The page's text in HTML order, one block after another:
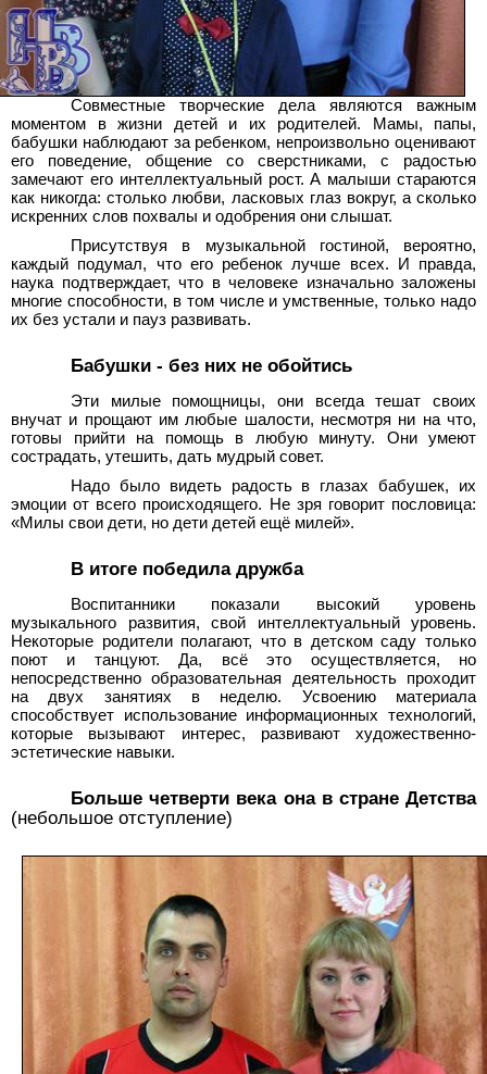
Совместные творческие дела являются важным
моментом в жизни детей и их родителей. Мамы, папы,
бабушки наблюдают за ребенком, непроизвольно оценивают
его поведение, общение со сверстниками, с радостью
замечают его интеллектуальный рост. А малыши стараются
как никогда: столько любви, ласковых глаз вокруг, а сколько
искренних слов похвалы и одобрения они слышат.
Присутствуя в музыкальной гостиной, вероятно,
каждый подумал, что его ребенок лучше всех. И правда,
наука подтверждает, что в человеке изначально заложены
многие способности, в том числе и умственные, только надо
их без устали и пауз развивать.
Бабушки - без них не обойтись
Эти милые помощницы, они всегда тешат своих
внучат и прощают им любые шалости, несмотря ни на что,
готовы прийти на помощь в любую минуту. Они умеют
сострадать, утешить, дать мудрый совет.
Надо было видеть радость в глазах бабушек, их
эмоции от всего происходящего. Не зря говорит пословица:
«Милы свои дети, но дети детей ещё милей».
В итоге победила дружба
Воспитанники показали высокий уровень
музыкального развития, свой интеллектуальный уровень.
Некоторые родители полагают, что в детском саду только
поют и танцуют. Да, всё это осуществляется, но
непосредственно образовательная деятельность проходит
на двух занятиях в неделю. Усвоению материала
способствует использование информационных технологий,
которые вызывают интерес, развивают художественно-
эстетические навыки.
Больше четверти века она в стране Детства
(небольшое отступление)